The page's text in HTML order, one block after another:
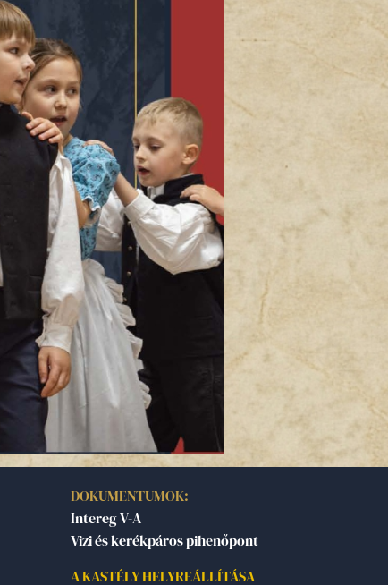
DOKUMENTUMOK:
Intereg V-A
Vizi és kerékpáros pihenőpont
A KASTÉLY HELYREÁLLÍTÁSA